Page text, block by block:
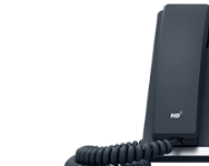
Tài liệu hướng dẫn
Tài liệu hướng dẫn
Tin tức